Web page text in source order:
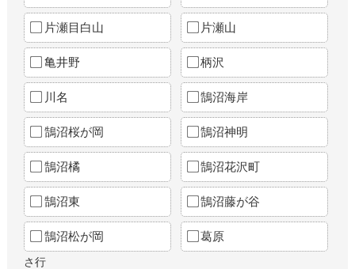
片瀬目白山 片瀬山
亀井野 柄沢
川名 鵠沼海岸
鵠沼桜が岡 鵠沼神明
鵠沼橘 鵠沼花沢町
鵠沼東 鵠沼藤が谷
鵠沼松が岡 葛原
さ行